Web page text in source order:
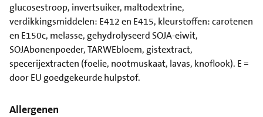
glucosestroop, invertsuiker, maltodextrine,
verdikkingsmiddelen: E412 en E415, kleurstoffen: carotenen
en E150c, melasse, gehydrolyseerd SOJA-eiwit,
SOJAbonenpoeder, TARWEbloem, gistextract,
specerijextracten (foelie, nootmuskaat, lavas, knoflook). E =
door EU goedgekeurde hulpstof.
Allergenen